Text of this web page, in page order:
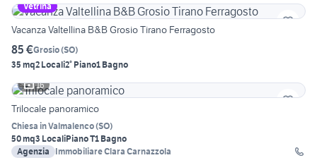
Vetrina
Vacanza Valtellina B&B Grosio Tirano Ferragosto
85 €Grosio(SO)
35 mq2 Locali2° Piano1 Bagno
16
Trilocale panoramico
Chiesa in Valmalenco(SO)
50 mq3 LocaliPiano T1 Bagno
Agenzia
Immobiliare Clara Carnazzola